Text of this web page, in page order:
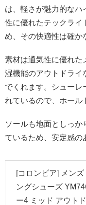
は、軽さが魅力的なハ
性に優れたテックライ
め、その快適性は確か
素材は通気性に優れた
湿機能のアウトドライ
でくれます。シューレ
れているので、ホール
ソールも地面としっか
ているため、安定感の
[コロンビア] メンズ
ングシューズ
ー4 ミッド アウト